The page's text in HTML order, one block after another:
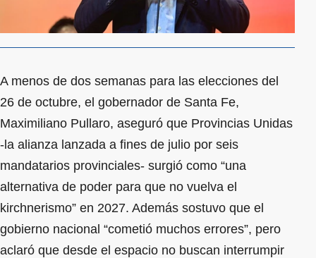
A menos de dos semanas para las elecciones del
26 de octubre, el gobernador de Santa Fe,
Maximiliano Pullaro, aseguró que Provincias Unidas
-la alianza lanzada a fines de julio por seis
mandatarios provinciales- surgió como “una
alternativa de poder para que no vuelva el
kirchnerismo” en 2027. Además sostuvo que el
gobierno nacional “cometió muchos errores”, pero
aclaró que desde el espacio no buscan interrumpir